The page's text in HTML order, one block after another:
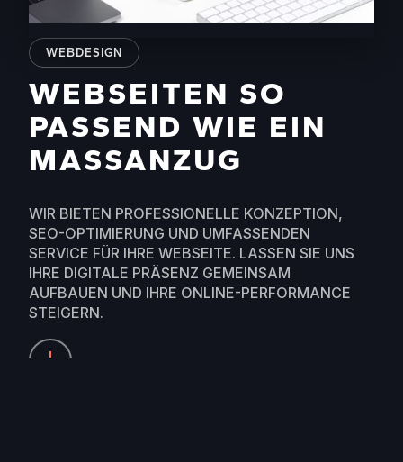
WEBDESIGN
WEBSEITEN SO
PASSEND WIE EIN
MASSANZUG
WIR BIETEN PROFESSIONELLE KONZEPTION,
SEO-OPTIMIERUNG UND UMFASSENDEN
SERVICE FÜR IHRE WEBSEITE. LASSEN SIE UNS
IHRE DIGITALE PRÄSENZ GEMEINSAM
AUFBAUEN UND IHRE ONLINE-PERFORMANCE
STEIGERN.